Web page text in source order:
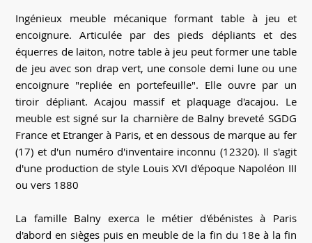
Ingénieux meuble mécanique formant table à jeu et
encoignure. Articulée par des pieds dépliants et des
équerres de laiton, notre table à jeu peut former une table
de jeu avec son drap vert, une console demi lune ou une
encoignure "repliée en portefeuille". Elle ouvre par un
tiroir dépliant. Acajou massif et plaquage d'acajou. Le
meuble est signé sur la charnière de Balny breveté SGDG
France et Etranger à Paris, et en dessous de marque au fer
(17) et d'un numéro d'inventaire inconnu (12320). Il s'agit
d'une production de style Louis XVI d'époque Napoléon III
ou vers 1880
La famille Balny exerca le métier d'ébénistes à Paris
d'abord en sièges puis en meuble de la fin du 18e à la fin